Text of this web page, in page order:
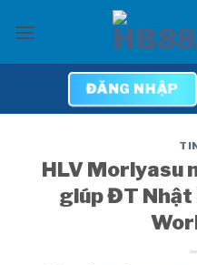
qua
ĐĂNG NHẬP
HLV Moriyasu
giúp ĐT Nhật